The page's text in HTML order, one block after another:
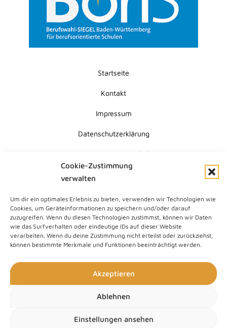
Cookie-Zustimmung
verwalten
Um dir ein optimales Erlebnis zu bieten, verwenden wir Technologien wie
Cookies, um Geräteinformationen zu speichern und/oder darauf
zuzugreifen. Wenn du diesen Technologien zustimmst, können wir Daten
wie das Surfverhalten oder eindeutige IDs auf dieser Website
verarbeiten. Wenn du deine Zustimmung nicht erteilst oder zurückziehst,
können bestimmte Merkmale und Funktionen beeinträchtigt werden.
Akzeptieren
Ablehnen
Einstellungen ansehen
Startseite
Kontakt
Impressum
Datenschutzerklärung
Erklärung zur Barrierefreiheit
Cookie-Richtlinie (EU)
Search
Submit